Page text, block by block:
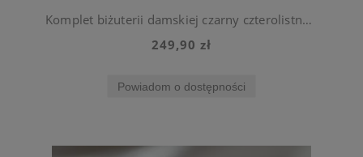
Komplet biżuterii damskiej czarny czterolistna koniczynka ze stali chirurgicznej
249,90 zł
Powiadom o dostępności